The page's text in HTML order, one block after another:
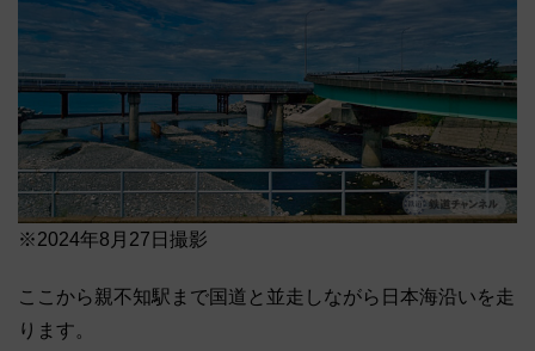
※2024年8月27日撮影
ここから親不知駅まで国道と並走しながら日本海沿いを走
ります。